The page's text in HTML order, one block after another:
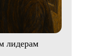
лидерам